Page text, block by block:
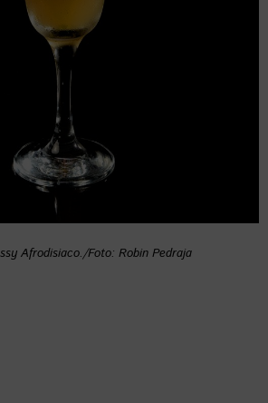
Afrodisiaco./Foto: Robin Pedraja